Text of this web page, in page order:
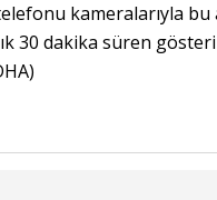
kameralarıyla bu
30 dakika süren